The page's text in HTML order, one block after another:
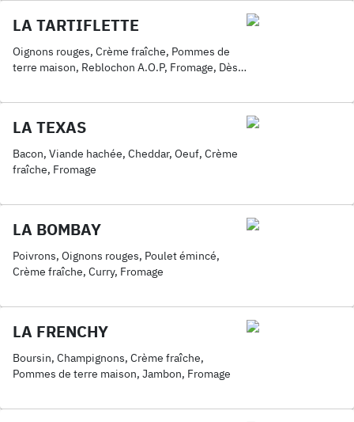
LA TARTIFLETTE
Oignons rouges, Crème fraîche, Pommes de
terre maison, Reblochon A.O.P, Fromage, Dès
LA TEXAS
Bacon, Viande hachée, Cheddar, Oeuf, Crème
fraîche, Fromage
LA BOMBAY
Poivrons, Oignons rouges, Poulet émincé,
Crème fraîche, Curry, Fromage
LA FRENCHY
Boursin, Champignons, Crème fraîche,
Pommes de terre maison, Jambon, Fromage